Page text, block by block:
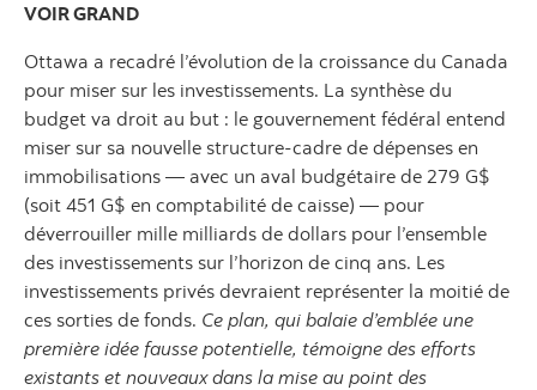
VOIR GRAND
Ottawa a recadré l’évolution de la croissance du Canada
pour miser sur les investissements. La synthèse du
budget va droit au but : le gouvernement fédéral entend
miser sur sa nouvelle structure-cadre de dépenses en
immobilisations — avec un aval budgétaire de 279 G$
(soit 451 G$ en comptabilité de caisse) — pour
déverrouiller mille milliards de dollars pour l’ensemble
des investissements sur l’horizon de cinq ans. Les
investissements privés devraient représenter la moitié de
ces sorties de fonds. Ce plan, qui balaie d’emblée une
première idée fausse potentielle, témoigne des efforts
existants et nouveaux dans la mise au point des